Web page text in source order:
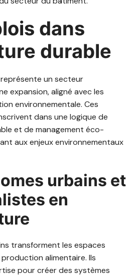
dans
durable
un secteur
expansion, aligné avec les
environnementale. Ces
dans une logique de
et de management éco-
aux enjeux environnementaux
urbains et
en
transforment les espaces
alimentaire. Ils
pour créer des systèmes